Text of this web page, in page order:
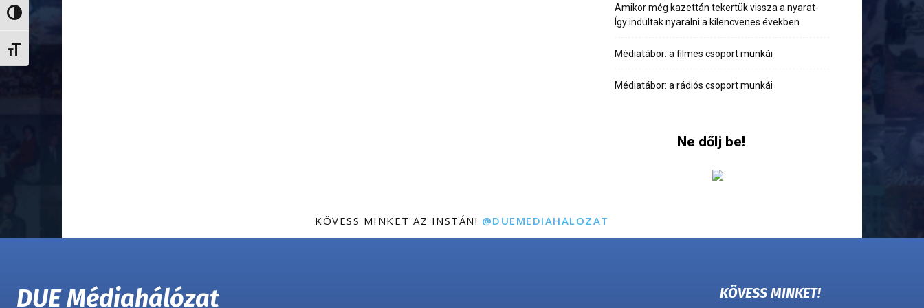
Nagy kontraszt váltása
Betűméret váltása
Amikor még kazettán tekertük vissza a nyarat-
Így indultak nyaralni a kilencvenes években
Médiatábor: a filmes csoport munkái
Médiatábor: a rádiós csoport munkái
Ne dőlj be!
KÖVESS MINKET AZ INSTÁN! @DUEMEDIAHALOZAT
DUE Médiahálózat KÖVESS MINKET!